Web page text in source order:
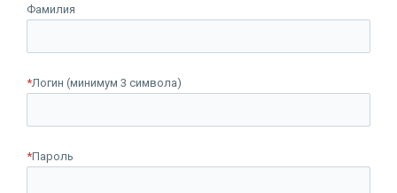
Фамилия
*Логин (минимум 3 символа)
*Пароль